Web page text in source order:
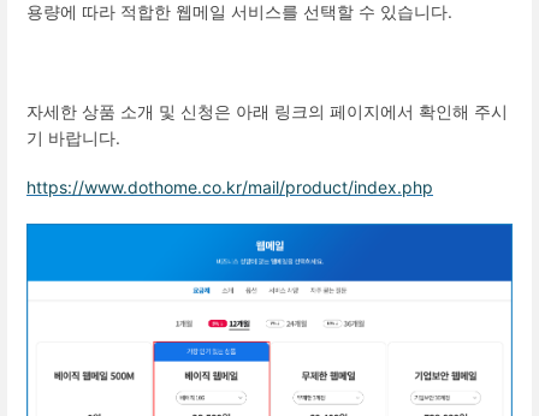
용량에 따라 적합한 웹메일 서비스를 선택할 수 있습니다.
자세한 상품 소개 및 신청은 아래 링크의 페이지에서 확인해 주시
기 바랍니다.
https://www.dothome.co.kr/mail/product/index.php